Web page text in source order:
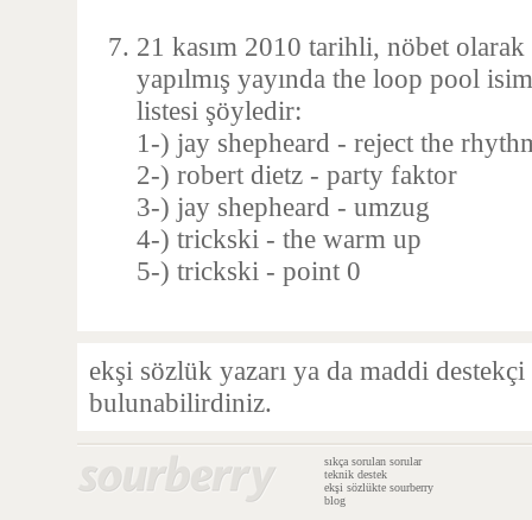
21 kasım 2010 tarihli, nöbet
yapılmış yayında the loop pool
listesi şöyledir:
1-) jay shepheard - reject the
2-) robert dietz - party faktor
3-) jay shepheard - umzug
4-) trickski - the warm up
5-) trickski - point 0
ekşi sözlük yazarı ya da maddi
bulunabilirdiniz.
sıkça sorulan sorular
teknik destek
ekşi sözlükte sourberry
blog